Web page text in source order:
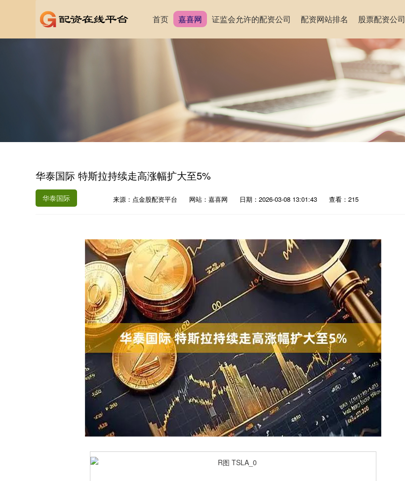
首页 嘉喜网 证监会允许的配资公司 配资网站排名 股票配资公司
华泰国际 特斯拉持续走高涨幅扩大至5%
华泰国际 来源：点金股配资平台 网站：嘉喜网 日期：2026-03-08 13:01:43 查看：215
深证成指 14311.01 沪深300 4694.44